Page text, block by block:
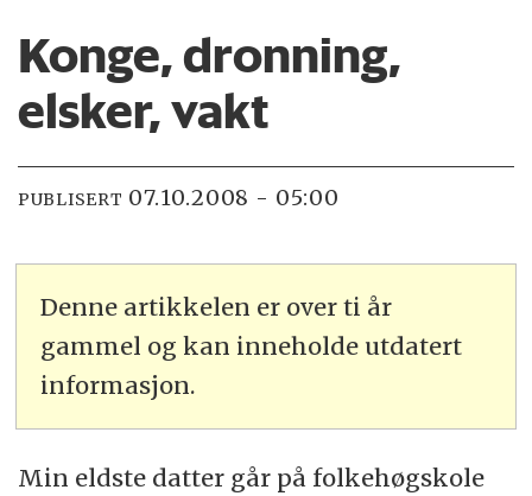
Konge, dronning,
elsker, vakt
PUBLISERT 07.10.2008 - 05:00
Denne artikkelen er over ti år
gammel og kan inneholde utdatert
informasjon.
Min eldste datter går på folkehøgskole